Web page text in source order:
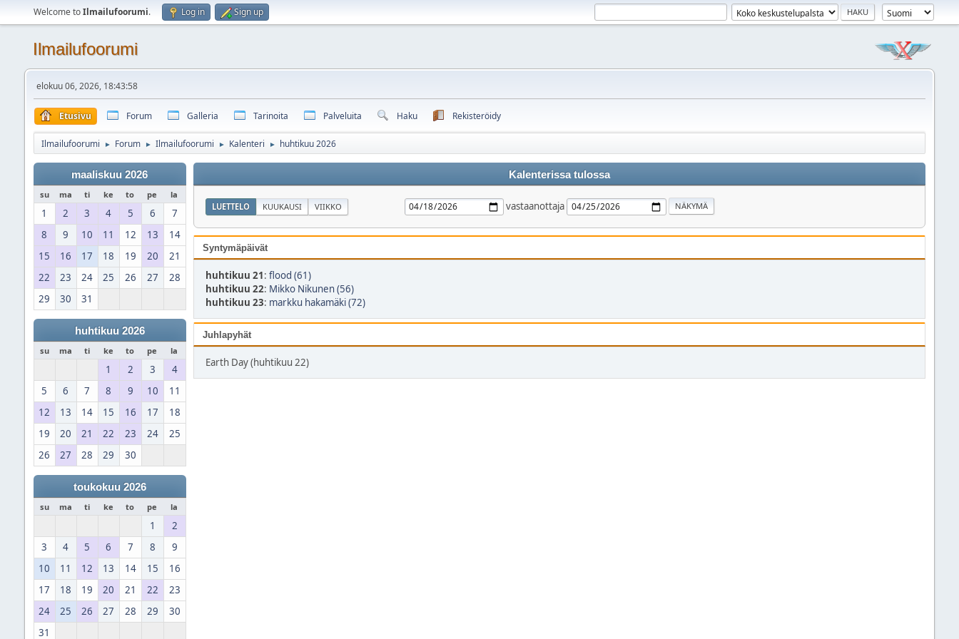
Welcome toIlmailufoorumi. Log in Sign up
Ilmailufoorumi
elokuu 06, 2026, 18:43:58
Etusivu Forum Galleria Tarinoita Palveluita Haku Rekisteröidy
Ilmailufoorumi ► Forum ► Ilmailufoorumi ► Kalenteri ► huhtikuu 2026
maaliskuu 2026
su ma ti ke to pe la
1 2 3 4 5 6
7
8
9 10 11 12 13
14
15
16 17 18 19 20
21
22
23 24 25 26 27
28
29
30 31
huhtikuu 2026
su ma ti ke to pe la
1 2 3
4
5
6 7 8 9 10
11
12
13 14 15 16 17
18
19
20 21 22 23 24
25
26
27 28 29 30
toukokuu 2026
su ma ti ke to pe la
1
2
3
4 5 6 7 8
9
10
11 12 13 14 15
16
17
18 19 20 21 22
23
24
25 26 27 28 29
30
31
Kalenterissa tulossa
LUETTELO KUUKAUSI VIIKKO vastaanottaja
Syntymäpäivät
huhtikuu 21: flood (61)
huhtikuu 22: Mikko Nikunen (56)
huhtikuu 23: markku hakamäki (72)
Juhlapyhät
Earth Day (huhtikuu 22)